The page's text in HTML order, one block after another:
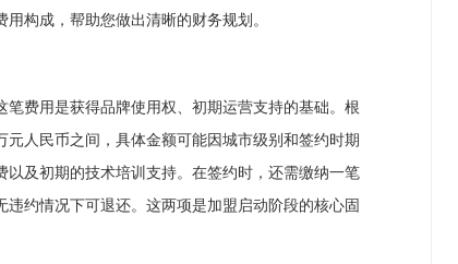
构成，帮助您做出清晰的财务规划。
费用是获得品牌使用权、初期运营支持的基础。根
人民币之间，具体金额可能因城市级别和签约时期
及初期的技术培训支持。在签约时，还需缴纳一笔
约情况下可退还。这两项是加盟启动阶段的核心固